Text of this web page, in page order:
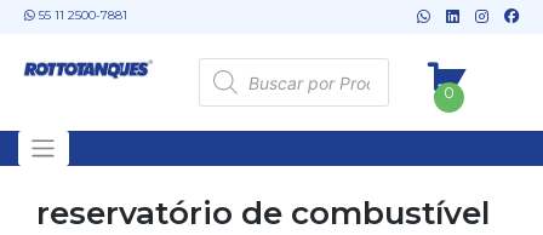
Skip 55 11 2500-7881
Pesquisar
produtos
0
reservatório de combustível